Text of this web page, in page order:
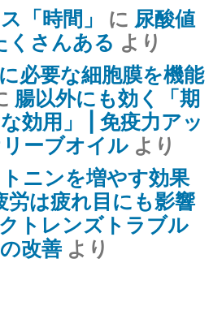
「時間」
に 尿酸値
くさんある より
必要な細胞膜を機能
腸以外にも効く「期
効用」 | 免疫力アッ
ーブオイル より
ニンを増やす効果
労は疲れ目にも影響
トレンズトラブル
改善 より